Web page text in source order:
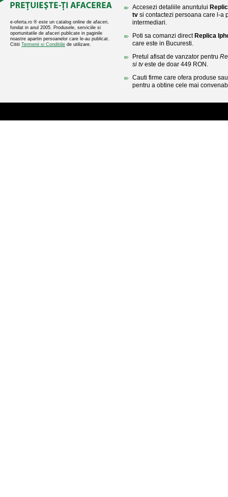
e-oferta.ro ® este un catalog online de afaceri,
fondat in anul 2005. Produsele, serviciile si
oportunitatile de afaceri publicate in paginile
noastre apartin persoanelor care le-au publicat.
Cititi Termenii si Conditiile de utilizare.
Accesezi detaliile anuntului
tv si contactezi persoana care l-a
intermediari.
Poti sa comanzi direct Replica
care este in Bucuresti.
Pretul afisat de vanzator pentru
si tveste de doar 449 RON.
Cauti firme care ofera produse
pentru a obtine cele mai